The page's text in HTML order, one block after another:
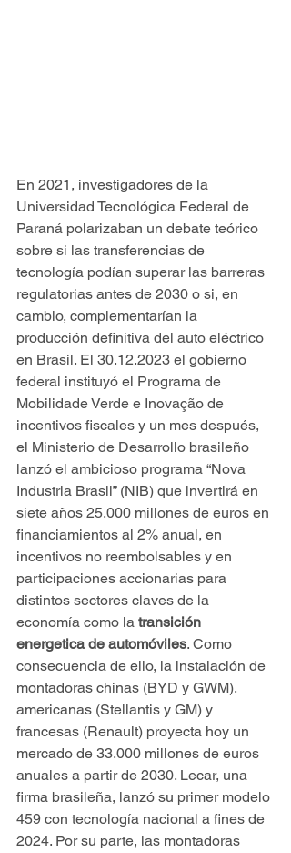
En 2021, investigadores de la
Universidad Tecnológica Federal de
Paraná polarizaban un debate teórico
sobre si las transferencias de
tecnología podían superar las barreras
regulatorias antes de 2030 o si, en
cambio, complementarían la
producción definitiva del auto eléctrico
en Brasil. El 30.12.2023 el gobierno
federal instituyó el Programa de
Mobilidade Verde e Inovação de
incentivos fiscales y un mes después,
el Ministerio de Desarrollo brasileño
lanzó el ambicioso programa “Nova
Industria Brasil” (NIB) que invertirá en
siete años 25.000 millones de euros en
financiamientos al 2% anual, en
incentivos no reembolsables y en
participaciones accionarias para
distintos sectores claves de la
economía como la transición
energetica de automóviles. Como
consecuencia de ello, la instalación de
montadoras chinas (BYD y GWM),
americanas (Stellantis y GM) y
francesas (Renault) proyecta hoy un
mercado de 33.000 millones de euros
anuales a partir de 2030. Lecar, una
firma brasileña, lanzó su primer modelo
459 con tecnología nacional a fines de
2024. Por su parte, las montadoras